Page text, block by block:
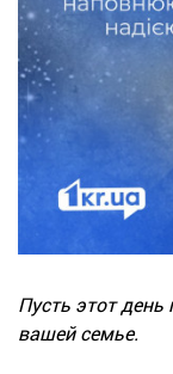
Пусть этот день
вашей семье.